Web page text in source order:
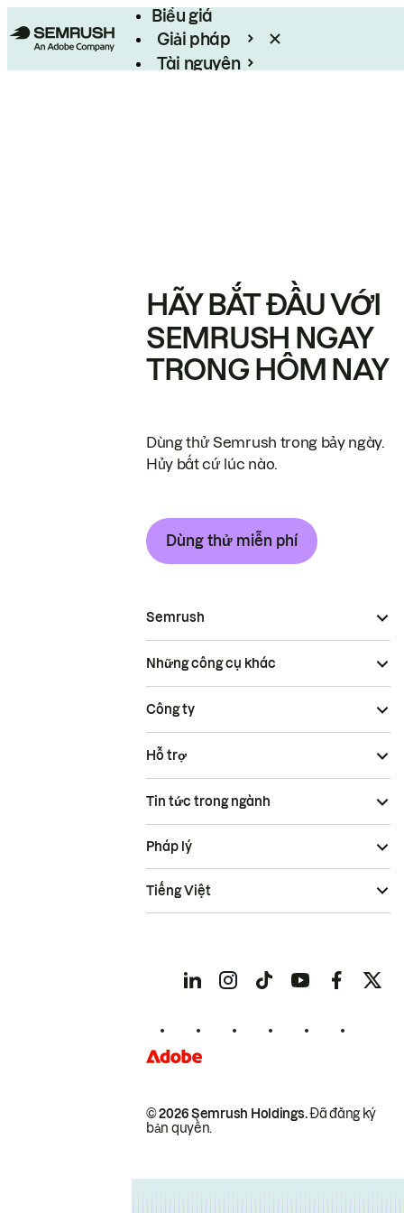
Biểu giá
Giải pháp
Tài nguyên
HÃY BẮT ĐẦU VỚI
SEMRUSH NGAY
TRONG HÔM NAY
Dùng thử Semrush trong bảy ngày.
Hủy bất cứ lúc nào.
Dùng thử miễn phí
Semrush
Những công cụ khác
Công ty
Hỗ trợ
Tin tức trong ngành
© 2026 Semrush Holdings.Đã đăng ký
bản quyền.
Pháp lý
Tiếng Việt